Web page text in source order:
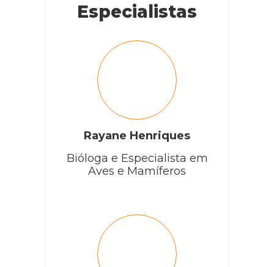
Especialistas
Rayane Henriques
Bióloga e Especialista em
Aves e Mamíferos